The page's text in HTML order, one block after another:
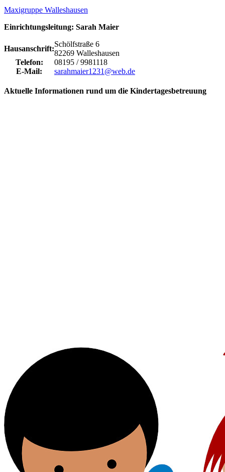
Maxigruppe Walleshausen
Einrichtungsleitung: Sarah Maier
Hausanschrift:
Schölfstraße 6
82269 Walleshausen
Telefon:
08195 / 9981118
E-Mail:
sarahmaier1231@web.de
Aktuelle Informationen rund um die Kindertagesbetreuung